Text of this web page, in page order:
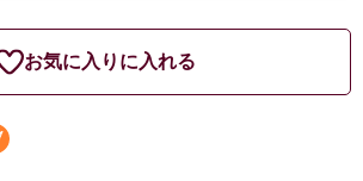
お気に入りに入れる